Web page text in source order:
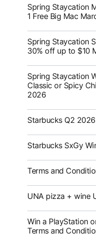
Spring Staycation
1 Free Big Mac
Spring Staycation
30% off up to $10
Spring Staycation
Classic or Spicy
2026
Starbucks Q2
Starbucks SxGy
Terms and
UNA pizza + wine
Win a PlayStation
Terms and